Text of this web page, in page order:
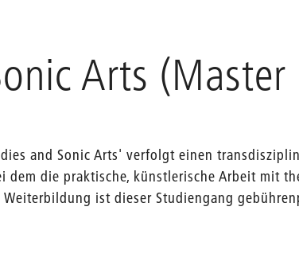
Arts
and Sonic Arts' verfolgt einen
die praktische, künstlerische Arbeit mit
ist dieser Studiengang